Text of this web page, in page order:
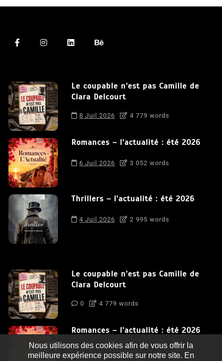
Le coupable n’est pas Camille de
Clara Delcourt
8 Juil 2026 4 779 words
Romances – l’actualité : été 2026
6 Juil 2026 3 052 words
Thrillers – l’actualité : été 2026
4 Juil 2026 2 995 words
Le coupable n’est pas Camille de
Clara Delcourt
0 4 779 words
Romances – l’actualité : été 2026
0 3 052 words
Nous utilisons des cookies afin de vous offrir la
meilleure expérience possible sur notre site. En